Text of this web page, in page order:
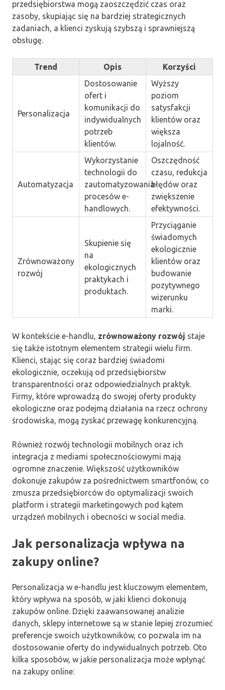
przedsiębiorstwa mogą zaoszczędzić czas oraz
zasoby, skupiając się na bardziej strategicznych
zadaniach, a klienci zyskują szybszą i sprawniejszą
obsługę.
Trend Opis Korzyści
Personalizacja
Dostosowanie
ofert i
komunikacji do
indywidualnych
potrzeb
klientów.
Wyższy
poziom
satysfakcji
klientów oraz
większa
lojalność.
Automatyzacja
Wykorzystanie
technologii do
zautomatyzowania
procesów e-
handlowych.
Oszczędność
czasu, redukcja
błędów oraz
zwiększenie
efektywności.
Zrównoważony
rozwój
Skupienie się
na
ekologicznych
praktykach i
produktach.
Przyciąganie
świadomych
ekologicznie
klientów oraz
budowanie
pozytywnego
wizerunku
marki.
W kontekście e-handlu, zrównoważony rozwój staje
się także istotnym elementem strategii wielu firm.
Klienci, stając się coraz bardziej świadomi
ekologicznie, oczekują od przedsiębiorstw
transparentności oraz odpowiedzialnych praktyk.
Firmy, które wprowadzą do swojej oferty produkty
ekologiczne oraz podejmą działania na rzecz ochrony
środowiska, mogą zyskać przewagę konkurencyjną.
Również rozwój technologii mobilnych oraz ich
integracja z mediami społecznościowymi mają
ogromne znaczenie. Większość użytkowników
dokonuje zakupów za pośrednictwem smartfonów, co
zmusza przedsiębiorców do optymalizacji swoich
platform i strategii marketingowych pod kątem
urządzeń mobilnych i obecności w social media.
Jak personalizacja wpływa na
zakupy online?
Personalizacja w e-handlu jest kluczowym elementem,
który wpływa na sposób, w jaki klienci dokonują
zakupów online. Dzięki zaawansowanej analizie
danych, sklepy internetowe są w stanie lepiej zrozumieć
preferencje swoich użytkowników, co pozwala im na
dostosowanie oferty do indywidualnych potrzeb. Oto
kilka sposobów, w jakie personalizacja może wpłynąć
na zakupy online: